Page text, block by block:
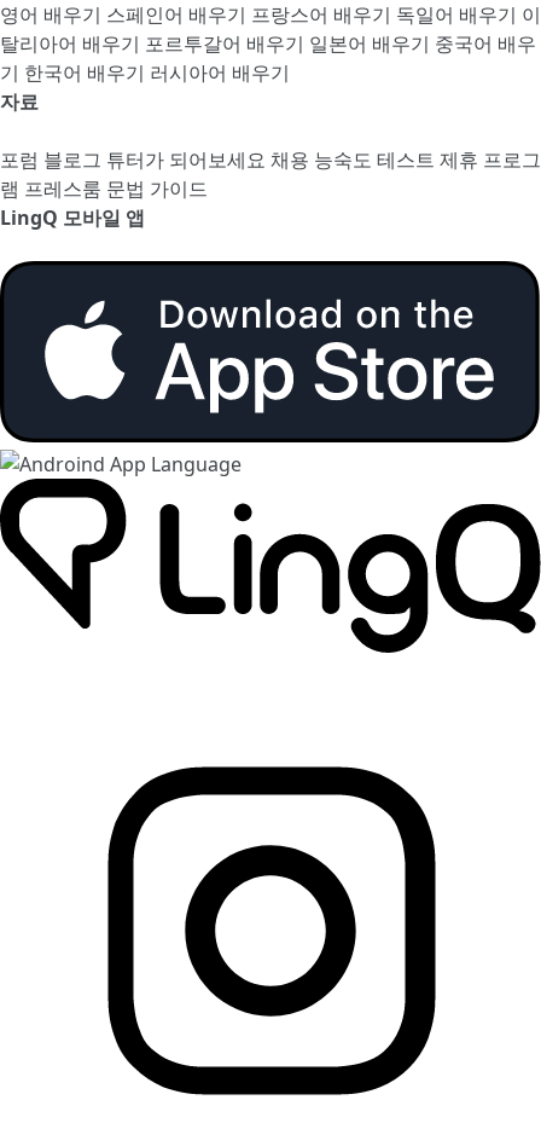
영어 배우기 스페인어 배우기 프랑스어 배우기 독일어 배우기 이
탈리아어 배우기 포르투갈어 배우기 일본어 배우기 중국어 배우
기 한국어 배우기 러시아어 배우기
자료
포럼 블로그 튜터가 되어보세요 채용 능숙도 테스트 제휴 프로그
램 프레스룸 문법 가이드
LingQ 모바일 앱